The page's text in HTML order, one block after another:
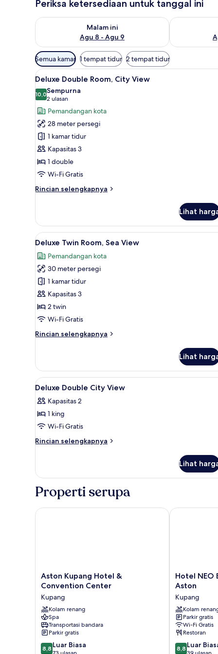
Periksa ketersediaan untuk tanggal ini
Malam ini
Agu 8 - Agu 9
Periksa ketersediaan untuk malam ini Agu 8 - Agu 9
Periksa
Filter
tersedia
untuk
kamar
Semua kamar 1 tempat tidur 2 tempat tidur
Lihat
semua
foto
untuk
Deluxe
Double
Room,
City
View
Deluxe Double Room, City
5
Deluxe Double Room, City View
10,010,0 dari 10
Sempurna
2 ulasan
(2
ulasan)
Pemandangan kota
28 meter persegi
1 kamar tidur
Kapasitas 3
1 double
Wi-Fi Gratis
Rincian selengkapnya
Rincian
Deluxe
Double
Room,
View
Lihat
Lihat
semua
foto
untuk
Deluxe
Twin
Room,
Sea
Deluxe Twin Room, Sea
5
Deluxe Twin Room, Sea View
Pemandangan kota
30 meter persegi
1 kamar tidur
Kapasitas 3
2 twin
Wi-Fi Gratis
Rincian selengkapnya
Rincian
Deluxe
Twin
Room,
View
Lihat
Lihat
semua
foto
untuk
Deluxe
Double
Seprai premium, busa
3
Deluxe Double City View
Kapasitas 2
1 king
Wi-Fi Gratis
Rincian selengkapnya
Rincian
Deluxe
City
Lihat
Properti serupa
Aston
Kupang
&
Convention
Center
Kupang
Aston Kupang Hotel &
Convention Center
Kupang
Kolam renang
Spa
Transportasi bandara
Parkir gratis
8.8
8,8 Luar Biasa
Aston Kupang Hotel & Convention Center
Hotel
NEO
Kupang
by
Aston
Kupang
Hotel NEO
Aston
Kupang
Kolam
Parkir gratis
Wi-Fi Gratis
Restoran
8.8
8,8 Luar
Hotel NEO